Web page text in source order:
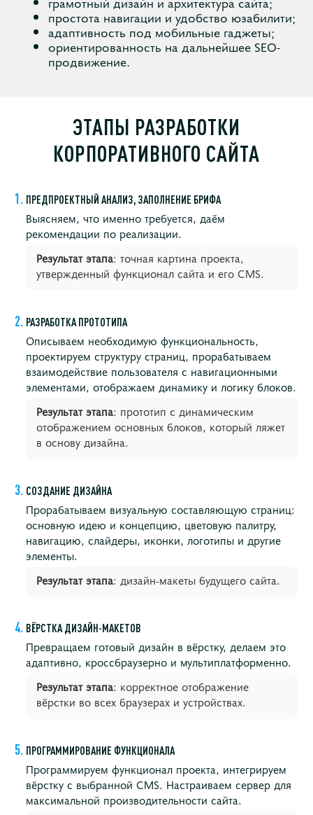
простота навигации и удобство юзабилити;
адаптивность под мобильные гаджеты;
ориентированность на дальнейшее SEO-
продвижение.
ЭТАПЫ РАЗРАБОТКИ
КОРПОРАТИВНОГО САЙТА
ПРЕДПРОЕКТНЫЙ АНАЛИЗ, ЗАПОЛНЕНИЕ БРИФА
Выясняем, что именно требуется, даём
рекомендации по реализации.
Результат этапа: точная картина проекта,
утвержденный функционал сайта и его CMS.
РАЗРАБОТКА ПРОТОТИПА
Описываем необходимую функциональность,
проектируем структуру страниц, прорабатываем
взаимодействие пользователя с навигационными
элементами, отображаем динамику и логику блоков.
Результат этапа: прототип с динамическим
отображением основных блоков, который ляжет
в основу дизайна.
СОЗДАНИЕ ДИЗАЙНА
Прорабатываем визуальную составляющую страниц:
основную идею и концепцию, цветовую палитру,
навигацию, слайдеры, иконки, логотипы и другие
элементы.
Результат этапа: дизайн-макеты будущего сайта.
ВЁРСТКА ДИЗАЙН-МАКЕТОВ
Превращаем готовый дизайн в вёрстку, делаем это
адаптивно, кроссбраузерно и мультиплатформенно.
Результат этапа: корректное отображение
вёрстки во всех браузерах и устройствах.
ПРОГРАММИРОВАНИЕ ФУНКЦИОНАЛА
Программируем функционал проекта, интегрируем
вёрстку с выбранной CMS. Настраиваем сервер для
максимальной производительности сайта.